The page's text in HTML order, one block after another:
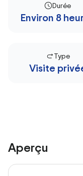
Durée
Environ 8
Type
Visite
Aperçu